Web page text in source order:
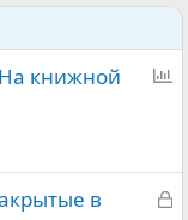
О
с
книжной
З
в